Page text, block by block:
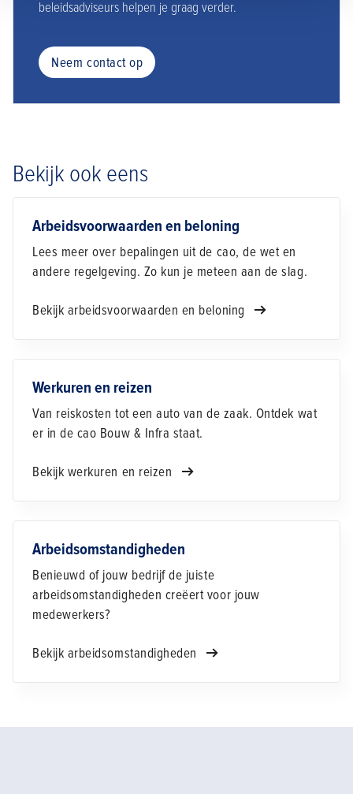
beleidsadviseurs helpen je graag verder.
Neem contact op
Bekijk ook eens
Arbeidsvoorwaarden en beloning
Lees meer over bepalingen uit de cao, de wet en
andere regelgeving. Zo kun je meteen aan de slag.
Bekijk arbeidsvoorwaarden en beloning
Werkuren en reizen
Van reiskosten tot een auto van de zaak. Ontdek wat
er in de cao Bouw & Infra staat.
Bekijk werkuren en reizen
Arbeidsomstandigheden
Benieuwd of jouw bedrijf de juiste
arbeidsomstandigheden creëert voor jouw
medewerkers?
Bekijk arbeidsomstandigheden